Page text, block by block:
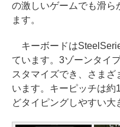
の激しいゲームでも滑ら
ます。
キーボードは
ています。3ゾーンタイ
スタマイズでき、さまざ
います。キーピッチは約
どタイピングしやすい大